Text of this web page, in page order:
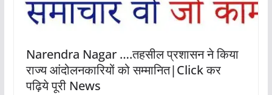
Narendra Nagar ….तहसील प्रशासन ने किया
राज्य आंदोलनकारियों को सम्मानित|Click कर
पढ़िये पूरी News